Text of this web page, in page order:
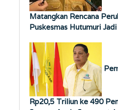
Matangkan Rencana
Puskesmas Hutumuri
Rp20,5 Triliun ke 490